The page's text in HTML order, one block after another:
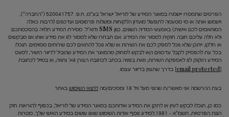
הפרטים שתמסרו יישמרו במאגר המידע של לוריאל ישראל בע"מ, ח.פ. 520041757 ("החברה"),
וישמשו אותה או מי מטעמה לתפעול מועדון הלקוחות ומשלוח פרסומים ועדכונים (לרבות כאלה
המותאמים לכם אישית) באמצעי המדיה השונים, כגון SMS ודוא"ל. מסירת המידע תלויה בהסכמתכם
ולא חלה עליכם חובה חוקית למסור את המידע. אם תבחרו שלא למסור לנו את מידע אותו אנו מבקשים
או חלקו, ייתכן שלא נוכל לספק לכם את השירות או שלא נוכל להתאים לכם שירותים מסוימים. תוכלו
בכל עת להפסיק לקבל עדכונים ו/או לבקש למחוק מהמאגר את המידע שהוביל לדיוור הישיר, למעט
המידע הזקוק לנו לאספקת השירות, וזאת בפניה בכתב לכתובת הצורן 4א' נתניה, או במייל לכתובת
[email protected]
בדרך שתצוין בדיוור עצמו.
בעת ההרשמה אני מאשר/ת שהנני מעל גיל 18 ומסכים/מה לתנאי השימוש באתר
כמו כן, תוכלו לבקש לעיין או לתקן את המידע אודותכם במאגר המידע של לוריאל, בכפוף להוראות חוק
הגנת הפרטיות, תשמ"א – 1981.למידע נוסף אודות השימוש שאנו עושים במידע האישי שלך, מטרות